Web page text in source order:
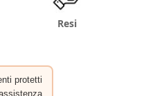
Resi
protetti